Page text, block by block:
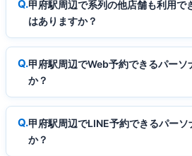
甲府駅周辺で系列の他店舗も利用で
はありますか？
甲府駅周辺でWeb予約できるパーソ
か？
甲府駅周辺でLINE予約できるパー
か？